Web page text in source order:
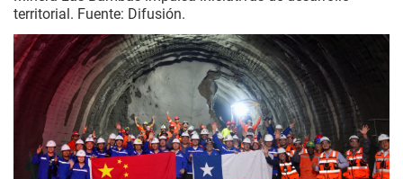
territorial. Fuente: Difusión.